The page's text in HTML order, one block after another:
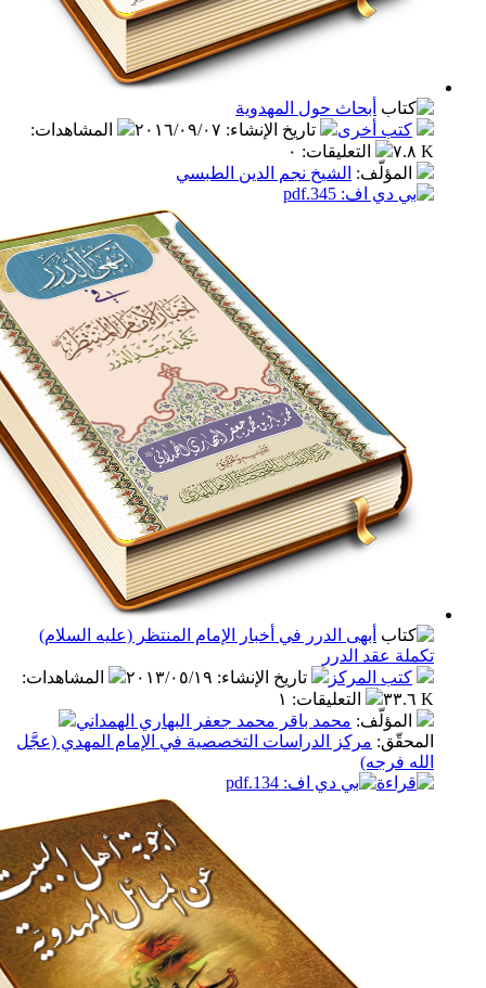
أبحاث حول المهدوية
أخرى
تاريخ الإنشاء :٢٠١٦/٠٩/٠٧ المشاهدات:
التعليقات:٠
الشيخ نجم الدين الطبسي
أبهى الدرر في أخبار الإمام المنتظر (عليه السلام)
عقد الدرر
المركز
تاريخ الإنشاء :٢٠١٣/٠٥/١٩ المشاهدات:
التعليقات:١
محمد باقر محمد جعفر البهاري الهمداني
مركز الدراسات التخصصية في الإمام المهدي (عجَّل